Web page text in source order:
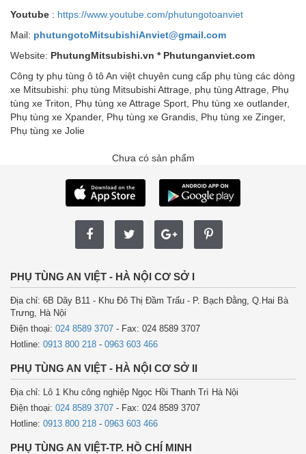
Youtube : https://www.youtube.com/phutungotoanviet
Mail: phutungotoMitsubishiAnviet@gmail.com
Website: PhutungMitsubishi.vn * Phutunganviet.com
Công ty phụ tùng ô tô An việt chuyên cung cấp phụ tùng các dòng
xe Mitsubishi: phụ tùng Mitsubishi Attrage, phụ tùng Attrage, Phụ
tùng xe Triton, Phụ tùng xe Attrage Sport, Phụ tùng xe outlander,
Phụ tùng xe Xpander, Phụ tùng xe Grandis, Phụ tùng xe Zinger,
Phụ tùng xe Jolie
Chưa có sản phẩm
PHỤ TÙNG AN VIỆT - HÀ NỘI CƠ SỞ I
Địa chỉ: 6B Dãy B11 - Khu Đô Thị Đầm Trấu - P. Bạch Đằng, Q.Hai Bà
Trưng, Hà Nội
Điện thoại: 024 8589 3707 - Fax: 024 8589 3707
Hotline: 0913 800 218 - 0963 603 466
PHỤ TÙNG AN VIỆT - HÀ NỘI CƠ SỞ II
Địa chỉ: Lô 1 Khu công nghiệp Ngọc Hồi Thanh Trì Hà Nội
Điện thoại: 024 8589 3707 - Fax: 024 8589 3707
Hotline: 0913 800 218 - 0963 603 466
PHỤ TÙNG AN VIỆT-TP. HỒ CHÍ MINH